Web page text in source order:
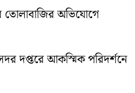
তোলাবাজির অভিযোগে
দপ্তরে আকস্মিক পরিদর্শনে